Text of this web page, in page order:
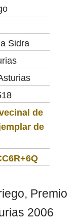
Sidra
de
de
Premio
2006